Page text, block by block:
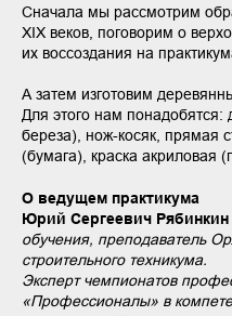
Сначала мы рассмотрим
XIX веков, поговорим о
их воссоздания на
А затем изготовим
Для этого нам понадобятся:
береза), нож-косяк, прямая
(бумага), краска акриловая
О ведущем практикума
Юрий Сергеевич Рябинкин
обучения, преподаватель
строительного техникума.
Эксперт чемпионатов
«Профессионалы» в